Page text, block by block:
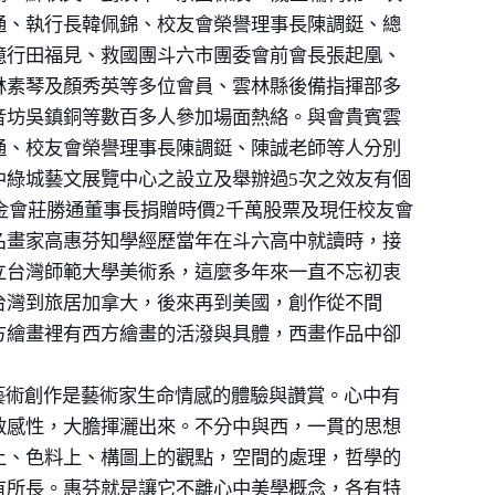
執行長韓佩錦、校友會榮譽理事長陳調鋌、總
田福見、救國團斗六市團委會前會長張起凰、
琴及顏秀英等多位會員、雲林縣後備指揮部多
吳鎮銅等數百多人參加場面熱絡。與會貴賓雲
校友會榮譽理事長陳調鋌、陳誠老師等人分別
城藝文展覽中心之設立及舉辦過5次之效友有個
會莊勝通董事長捐贈時價2千萬股票及現任校友會
家高惠芬知學經歷當年在斗六高中就讀時，接
灣師範大學美術系，這麼多年來一直不忘初衷
到旅居加拿大，後來再到美國，創作從不間
畫裡有西方繪畫的活潑與具體，西畫作品中卻
創作是藝術家生命情感的體驗與讚賞。心中有
性，大膽揮灑出來。不分中與西，一貫的思想
色料上、構圖上的觀點，空間的處理，哲學的
長。惠芬就是讓它不離心中美學概念，各有特